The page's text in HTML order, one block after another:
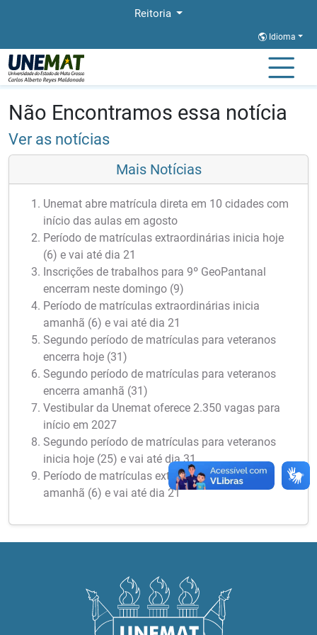
Reitoria
Idioma
Página Inicial
Não Encontramos essa notícia
Ver as notícias
Mais Notícias
Unemat abre matrícula direta em 10 cidades com
início das aulas em agosto
Período de matrículas extraordinárias inicia hoje
(6) e vai até dia 21
Inscrições de trabalhos para 9º GeoPantanal
encerram neste domingo (9)
Período de matrículas extraordinárias inicia
amanhã (6) e vai até dia 21
Segundo período de matrículas para veteranos
encerra hoje (31)
Segundo período de matrículas para veteranos
encerra amanhã (31)
Vestibular da Unemat oferece 2.350 vagas para
início em 2027
Segundo período de matrículas para veteranos
inicia hoje (25) e vai até dia 31
Período de matrículas extraordinárias inicia
amanhã (6) e vai até dia 21